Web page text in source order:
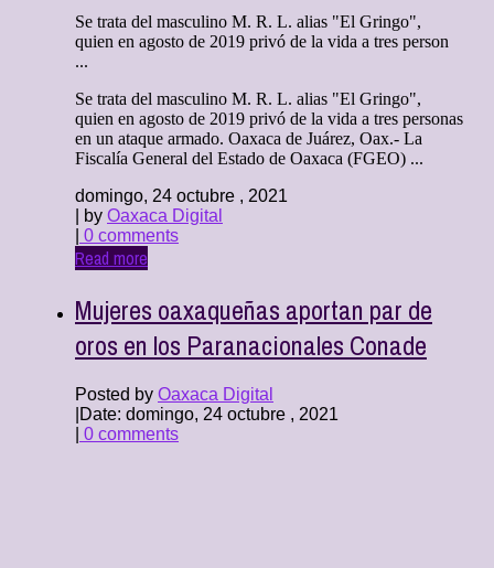
Se trata del masculino M. R. L. alias "El Gringo",
quien en agosto de 2019 privó de la vida a tres person
...
Se trata del masculino M. R. L. alias "El Gringo",
quien en agosto de 2019 privó de la vida a tres personas
en un ataque armado. Oaxaca de Juárez, Oax.- La
Fiscalía General del Estado de Oaxaca (FGEO) ...
domingo, 24 octubre , 2021
| by Oaxaca Digital
0 comments
Read more
Mujeres oaxaqueñas aportan par de
oros en los Paranacionales Conade
Posted by Oaxaca Digital
Date: domingo, 24 octubre , 2021
0 comments